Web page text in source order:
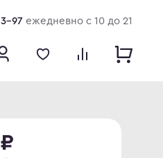
97 ежедневно с 10 до 21